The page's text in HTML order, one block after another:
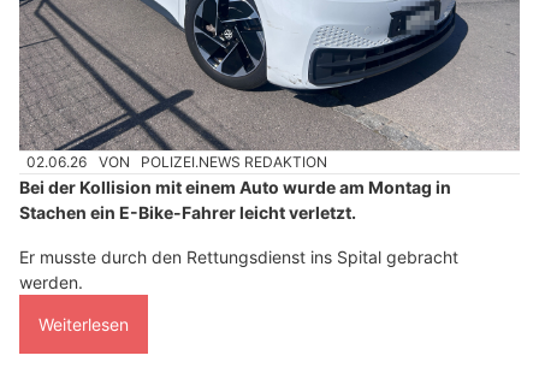
02.06.26 VON POLIZEI.NEWS REDAKTION
Bei der Kollision mit einem Auto wurde am Montag in
Stachen ein E-Bike-Fahrer leicht verletzt.
Er musste durch den Rettungsdienst ins Spital gebracht
werden.
Weiterlesen